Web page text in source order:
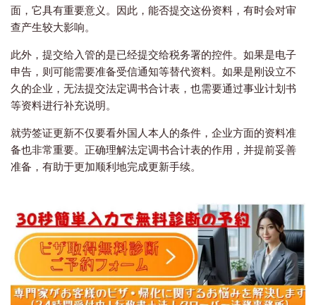
面，它具有重要意义。因此，能否提交这份资料，有时会对审
查产生较大影响。
此外，提交给入管的是已经提交给税务署的控件。如果是电子
申告，则可能需要准备受信通知等替代资料。如果是刚设立不
久的企业，无法提交法定调书合计表，也需要通过事业计划书
等资料进行补充说明。
就劳签证更新不仅要看外国人本人的条件，企业方面的资料准
备也非常重要。正确理解法定调书合计表的作用，并提前妥善
准备，有助于更加顺利地完成更新手续。